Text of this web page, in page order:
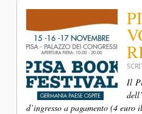
Il
d’ingresso a pagamento (4 euro